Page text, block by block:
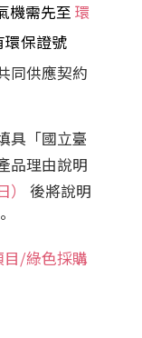
機需先至 環
環保證號
同供應契約
具「國立臺
品理由說明
後將說明
/綠色採購